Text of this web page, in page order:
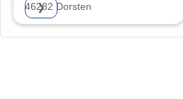
46282 Dorsten
❯